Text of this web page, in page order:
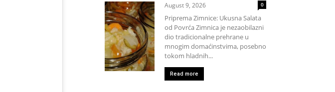
August 9, 2026 0
Priprema Zimnice: Ukusna Salata
od Povrća Zimnica je nezaobilazni
dio tradicionalne prehrane u
mnogim domaćinstvima, posebno
tokom hladnih...
Read more